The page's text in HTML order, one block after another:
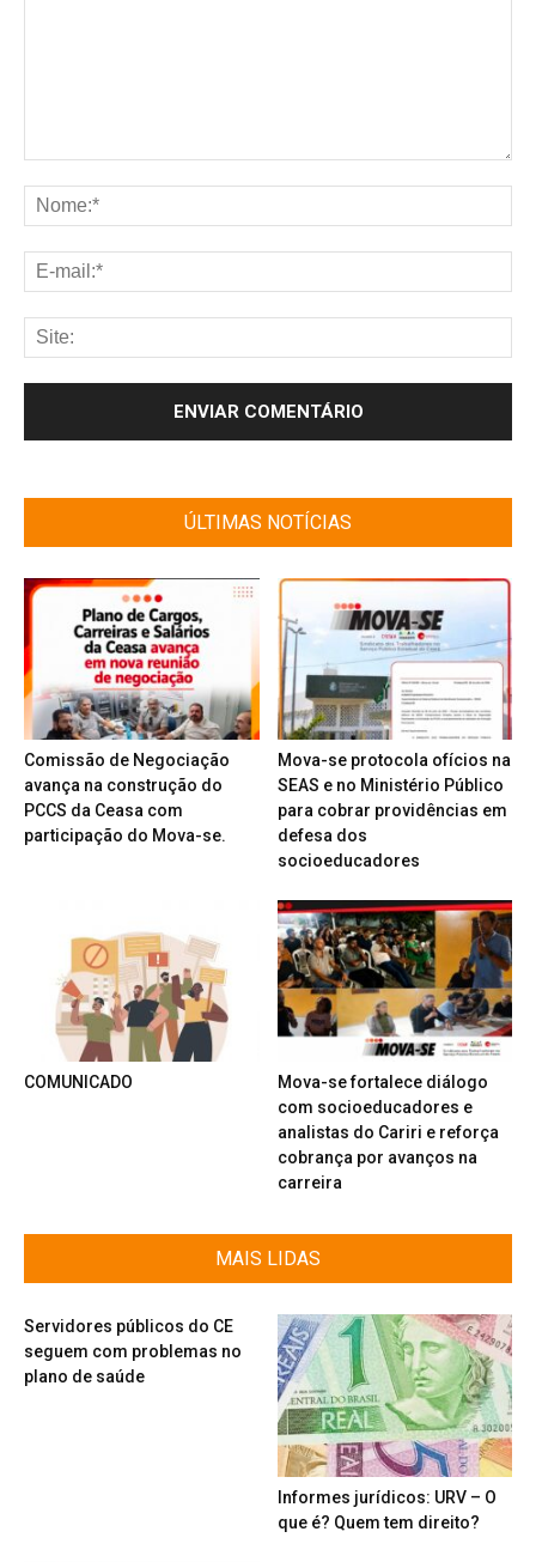
ÚLTIMAS NOTÍCIAS
Comissão de Negociação
avança na construção do
PCCS da Ceasa com
participação do Mova-se.
Mova-se protocola ofícios na
SEAS e no Ministério Público
para cobrar providências em
defesa dos
socioeducadores
COMUNICADO
Mova-se fortalece diálogo
com socioeducadores e
analistas do Cariri e reforça
cobrança por avanços na
carreira
MAIS LIDAS
Servidores públicos do CE
seguem com problemas no
plano de saúde
Informes jurídicos: URV – O
que é? Quem tem direito?